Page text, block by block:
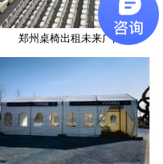
郑州桌椅出租未来广阔